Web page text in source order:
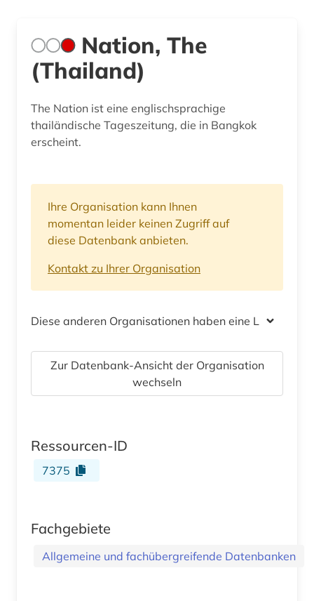
Nation, The
(Thailand)
The Nation ist eine englischsprachige
thailändische Tageszeitung, die in Bangkok
erscheint.
Ihre Organisation kann Ihnen
momentan leider keinen Zugriff auf
diese Datenbank anbieten.
Kontakt zu Ihrer Organisation
Diese anderen Organisationen haben eine Lizenz
Zur Datenbank-Ansicht der Organisation
wechseln
Ressourcen-ID
7375
Fachgebiete
Allgemeine und fachübergreifende Datenbanken